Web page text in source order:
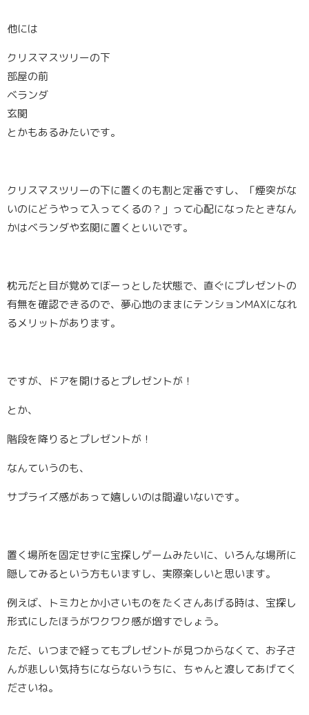
他には
クリスマスツリーの下
部屋の前
ベランダ
玄関
とかもあるみたいです。
クリスマスツリーの下に置くのも割と定番ですし、「煙突がな
いのにどうやって入ってくるの？」って心配になったときなん
かはベランダや玄関に置くといいです。
枕元だと目が覚めてぼーっとした状態で、直ぐにプレゼントの
有無を確認できるので、夢心地のままにテンションMAXになれ
るメリットがあります。
ですが、ドアを開けるとプレゼントが！
とか、
階段を降りるとプレゼントが！
なんていうのも、
サプライズ感があって嬉しいのは間違いないです。
置く場所を固定せずに宝探しゲームみたいに、いろんな場所に
隠してみるという方もいますし、実際楽しいと思います。
例えば、トミカとか小さいものをたくさんあげる時は、宝探し
形式にしたほうがワクワク感が増すでしょう。
ただ、いつまで経ってもプレゼントが見つからなくて、お子さ
んが悲しい気持ちにならないうちに、ちゃんと渡してあげてく
ださいね。